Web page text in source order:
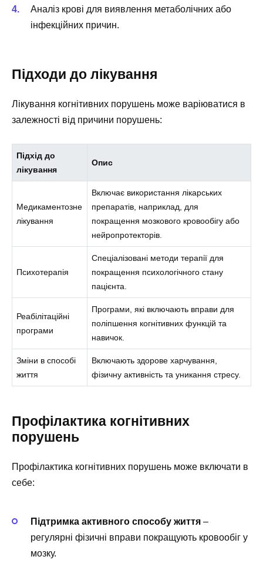
Аналіз крові для виявлення метаболічних або
інфекційних причин.
Підходи до лікування
Лікування когнітивних порушень може варіюватися в
залежності від причини порушень:
Підхід до
лікування
Опис
Медикаментозне
лікування
Включає використання лікарських
препаратів, наприклад, для
покращення мозкового кровообігу або
нейропротекторів.
Психотерапія
Спеціалізовані методи терапії для
покращення психологічного стану
пацієнта.
Реабілітаційні
програми
Програми, які включають вправи для
поліпшення когнітивних функцій та
навичок.
Зміни в способі
життя
Включають здорове харчування,
фізичну активність та уникання стресу.
Профілактика когнітивних
порушень
Профілактика когнітивних порушень може включати в
себе:
Підтримка активного способу життя –
регулярні фізичні вправи покращують кровообіг у
мозку.